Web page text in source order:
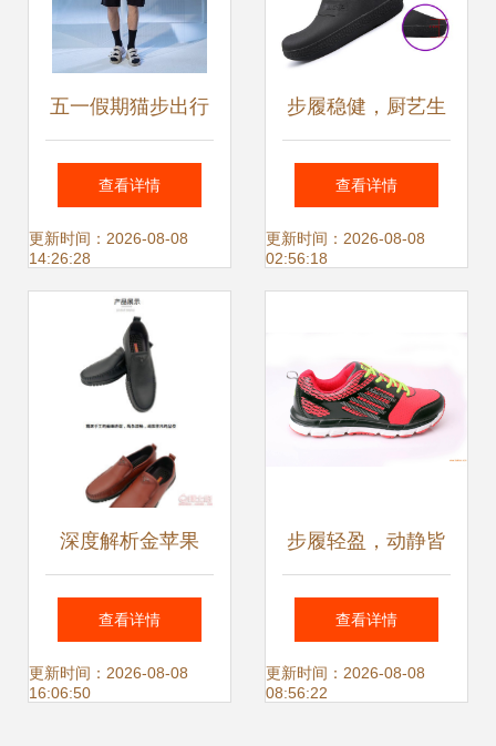
五一假期猫步出行
卡特鞋服穿搭完全
攻略
查看详情
更新时间：2026-08-08
14:26:28
步履稳健，厨艺生
辉——卓纪新款厨
师鞋轻装上市
查看详情
更新时间：2026-08-08
02:56:18
深度解析金苹果
2017新款休闲男鞋
舒适百搭的潮履新
查看详情
更新时间：2026-08-08
16:06:50
步履轻盈，动静皆
风云 新款运动鞋测
评
查看详情
更新时间：2026-08-08
08:56:22